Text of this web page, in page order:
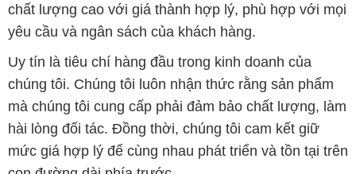
mà chúng tôi cung cấp phải đảm bảo chất lượng, làm
hài lòng đối tác. Đồng thời, chúng tôi cam kết giữ
mức giá hợp lý để cùng nhau phát triển và tồn tại trên
con đường dài phía trước.
Công ty Hóa Chất Đắc Trường Phát có khả năng đáp
ứng đa dạng các nhu cầu về hóa chất, phục vụ cho
tất cả các ngành nghề và lĩnh vực sản xuất khác